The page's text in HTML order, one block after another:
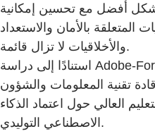
أفضل مع تحسين إمكانية
المتعلقة بالأمان والاستعداد
والأخلاقيات لا تزال قائمة.
استنادًا إلى دراسة Adobe-Forrester في فبراير 2025، يعكس
آراء 101 من قادة تقنية المعلومات والشؤون
العالي حول اعتماد الذكاء
الاصطناعي التوليدي.